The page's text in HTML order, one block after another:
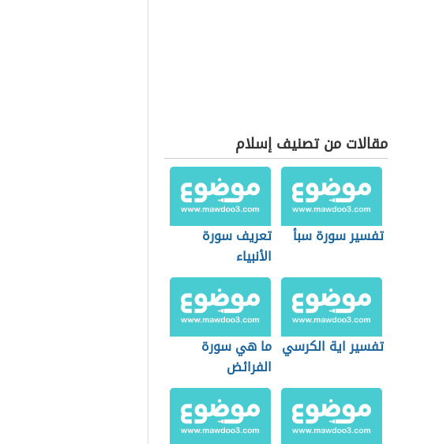
مقالات من تصنيف إسلام
تفسير سورة سبأ
تعريف سورة
الأنبياء
تفسير اية الكرسي ما هي سورة
الفرائض